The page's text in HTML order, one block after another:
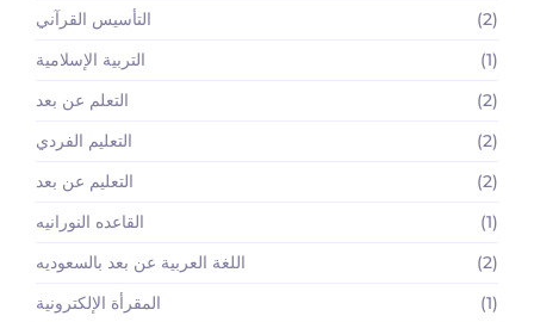
التأسيس القرآني
(2)
التربية الإسلامية
(1)
التعلم عن بعد
(2)
التعليم الفردي
(2)
التعليم عن بعد
(2)
القاعده النورانيه
(1)
اللغة العربية عن بعد بالسعوديه
(2)
المقرأة الإلكترونية
(1)